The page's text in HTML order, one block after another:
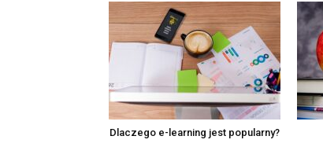
Dlaczego e-learning jest popularny?